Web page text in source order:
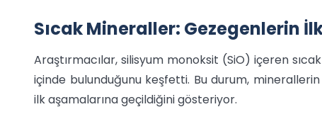
Sıcak Mineraller: Gezegenlerin
Araştırmacılar, silisyum monoksit (SiO) içeren
içinde bulunduğunu keşfetti. Bu durum,
ilk aşamalarına geçildiğini gösteriyor.